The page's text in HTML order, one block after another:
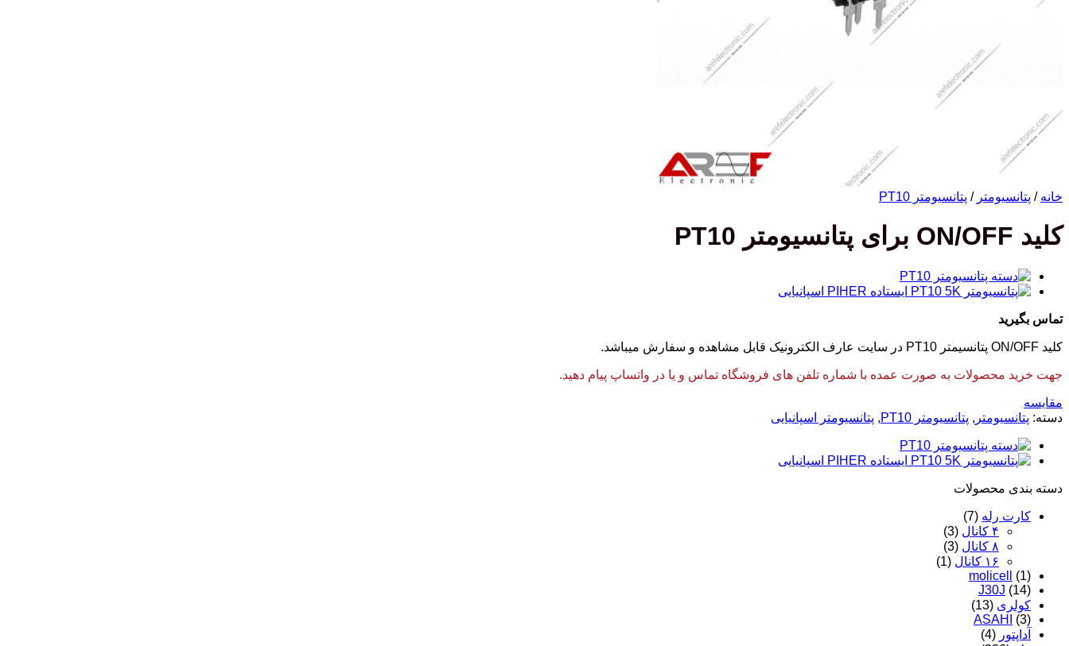
خانه / پتانسیومتر / پتانسیومتر PT10
کلید ON/OFF برای پتانسیومتر PT10
تماس بگیرید
کلید ON/OFF پتانسیمتر PT10 در سایت عارف الکترونیک قابل مشاهده و سفارش میباشد.
جهت خرید محصولات به صورت عمده با شماره تلفن های فروشگاه تماس و یا در واتساپ پیام دهید.
مقایسه
دسته: پتانسیومتر , پتانسیومتر PT10 , پتانسیومتر اسپانیایی
دسته‌ بندی محصولات
کارت رله (7)
۴ کانال
(3)
۸ کانال
(3)
۱۶ کانال
(1)
molicell
(1)
J30J (14)
کولری (13)
ASAHI
(3)
آداپتور (4)